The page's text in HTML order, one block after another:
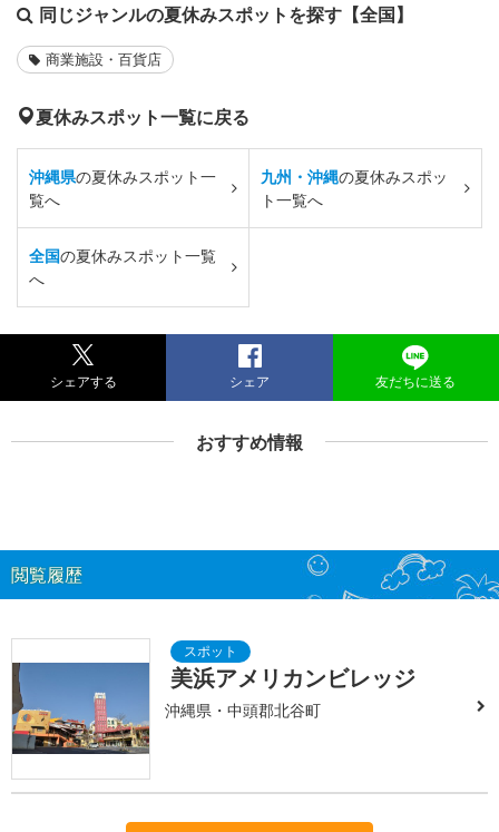
同じジャンルの夏休みスポットを探す【全国】
商業施設・百貨店
夏休みスポット一覧に戻る
沖縄県の夏休みスポット一
覧へ
九州・沖縄の夏休みスポッ
ト一覧へ
全国の夏休みスポット一覧
へ
シェアする シェア 友だちに送る
おすすめ情報
閲覧履歴
美浜アメリカンビレッジ
沖縄県・中頭郡北谷町